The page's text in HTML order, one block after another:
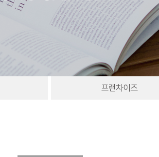
주문제작 서비스
프랜차이즈